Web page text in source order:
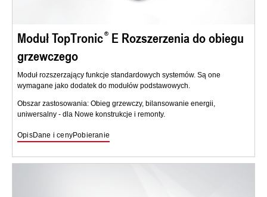
Moduł TopTronic E Rozszerzenia do obiegu
grzewczego
Moduł rozszerzający funkcje standardowych systemów. Są one
wymagane jako dodatek do modułów podstawowych.
Obszar zastosowania: Obieg grzewczy, bilansowanie energii,
uniwersalny - dla Nowe konstrukcje i remonty.
OpisDane i cenyPobieranie